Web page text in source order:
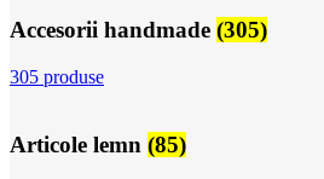
Accesorii handmade (305)
305 produse
Articole lemn (85)